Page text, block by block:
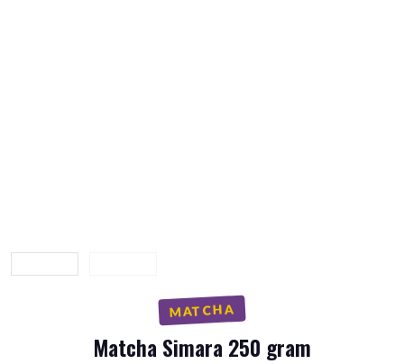
MATCHA
Matcha Simara 250 gram